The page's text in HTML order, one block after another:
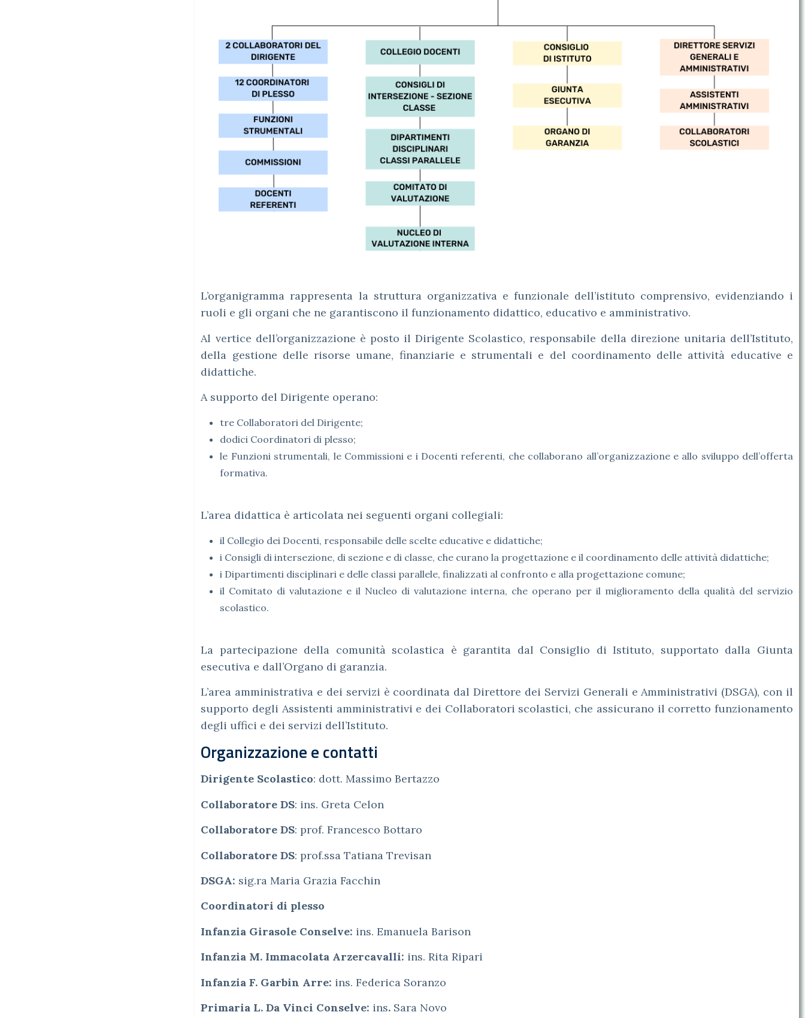
L’organigramma rappresenta la struttura organizzativa e funzionale dell’istituto comprensivo, evidenziando i
ruoli e gli organi che ne garantiscono il funzionamento didattico, educativo e amministrativo.
Al vertice dell’organizzazione è posto il Dirigente Scolastico, responsabile della direzione unitaria dell’Istituto,
della gestione delle risorse umane, finanziarie e strumentali e del coordinamento delle attività educative e
didattiche.
A supporto del Dirigente operano:
tre Collaboratori del Dirigente;
dodici Coordinatori di plesso;
le Funzioni strumentali, le Commissioni e i Docenti referenti, che collaborano all’organizzazione e allo sviluppo dell’offerta
formativa.
L’area didattica è articolata nei seguenti organi collegiali:
il Collegio dei Docenti, responsabile delle scelte educative e didattiche;
i Consigli di intersezione, di sezione e di classe, che curano la progettazione e il coordinamento delle attività didattiche;
i Dipartimenti disciplinari e delle classi parallele, finalizzati al confronto e alla progettazione comune;
il Comitato di valutazione e il Nucleo di valutazione interna, che operano per il miglioramento della qualità del servizio
scolastico.
La partecipazione della comunità scolastica è garantita dal Consiglio di Istituto, supportato dalla Giunta
esecutiva e dall’Organo di garanzia.
L’area amministrativa e dei servizi è coordinata dal Direttore dei Servizi Generali e Amministrativi (DSGA), con il
supporto degli Assistenti amministrativi e dei Collaboratori scolastici, che assicurano il corretto funzionamento
degli uffici e dei servizi dell’Istituto.
Organizzazione e contatti
Dirigente Scolastico: dott. Massimo Bertazzo
Collaboratore DS: ins. Greta Celon
Collaboratore DS: prof. Francesco Bottaro
Collaboratore DS: prof.ssa Tatiana Trevisan
DSGA: sig.ra Maria Grazia Facchin
Coordinatori di plesso
Infanzia Girasole Conselve: ins. Emanuela Barison
Infanzia M. Immacolata Arzercavalli: ins. Rita Ripari
Infanzia F. Garbin Arre: ins. Federica Soranzo
Primaria L. Da Vinci Conselve: ins. Sara Novo